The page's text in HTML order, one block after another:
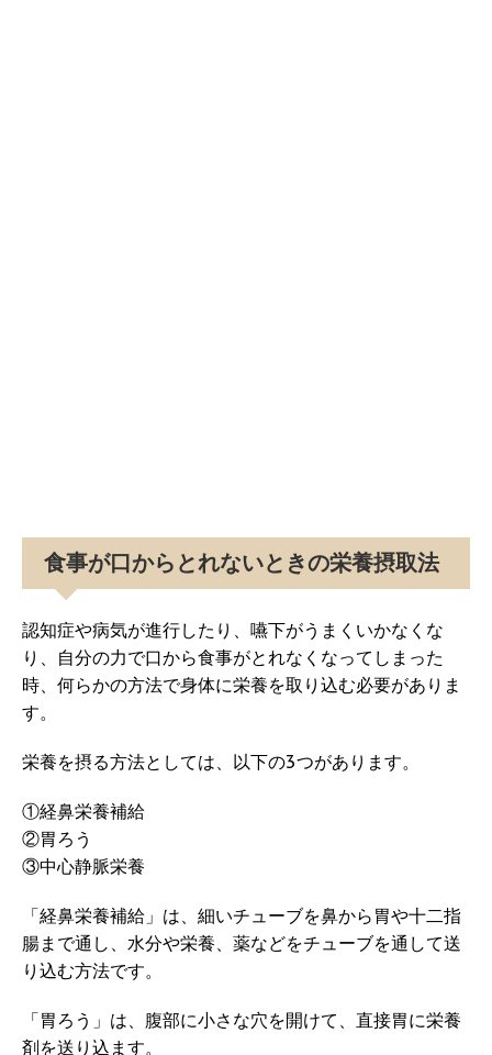
食事が口からとれないときの栄養摂取法
認知症や病気が進行したり、嚥下がうまくいかなくな
り、自分の力で口から食事がとれなくなってしまった
時、何らかの方法で身体に栄養を取り込む必要がありま
す。
栄養を摂る方法としては、以下の3つがあります。
①経鼻栄養補給
②胃ろう
③中心静脈栄養
「経鼻栄養補給」は、細いチューブを鼻から胃や十二指
腸まで通し、水分や栄養、薬などをチューブを通して送
り込む方法です。
「胃ろう」は、腹部に小さな穴を開けて、直接胃に栄養
剤を送り込ます。